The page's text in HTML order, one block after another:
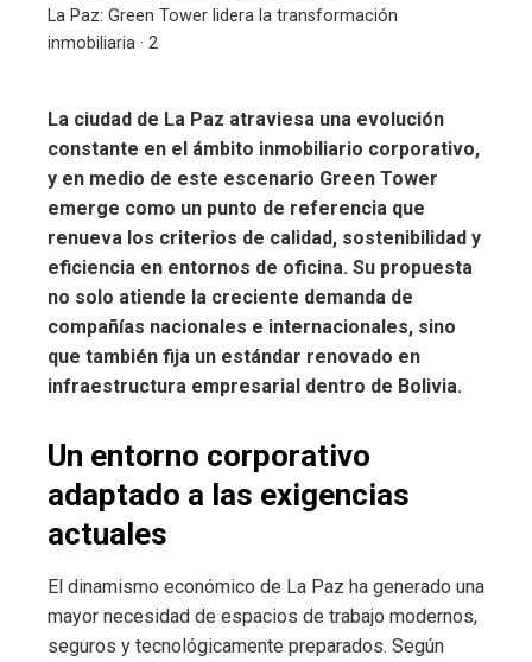
La Paz: Green Tower lidera la transformación
inmobiliaria · 2
La ciudad de La Paz atraviesa una evolución
constante en el ámbito inmobiliario corporativo,
y en medio de este escenario Green Tower
emerge como un punto de referencia que
renueva los criterios de calidad, sostenibilidad y
eficiencia en entornos de oficina. Su propuesta
no solo atiende la creciente demanda de
compañías nacionales e internacionales, sino
que también fija un estándar renovado en
infraestructura empresarial dentro de Bolivia.
Un entorno corporativo
adaptado a las exigencias
actuales
El dinamismo económico de La Paz ha generado una
mayor necesidad de espacios de trabajo modernos,
seguros y tecnológicamente preparados. Según